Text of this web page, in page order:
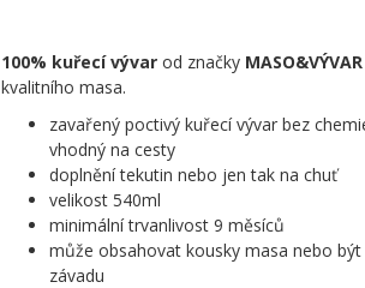
​100% kuřecí vývar od značky MASO&VÝVAR
kvalitního masa.
zavařený poctivý kuřecí vývar bez
vhodný na cesty
doplnění tekutin nebo jen tak na chuť
velikost 540ml
minimální trvanlivost 9 měsíců
může obsahovat kousky masa nebo
závadu